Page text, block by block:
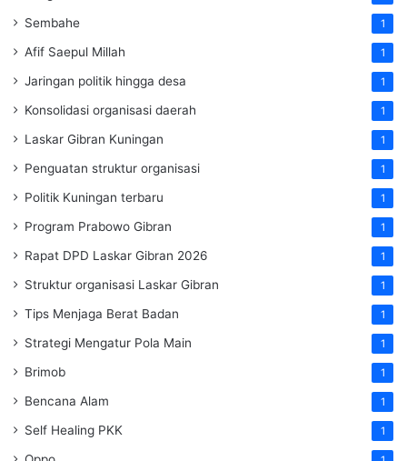
Sembahe 1
Afif Saepul Millah 1
Jaringan politik hingga desa 1
Konsolidasi organisasi daerah 1
Laskar Gibran Kuningan 1
Penguatan struktur organisasi 1
Politik Kuningan terbaru 1
Program Prabowo Gibran 1
Rapat DPD Laskar Gibran 2026 1
Struktur organisasi Laskar Gibran 1
Tips Menjaga Berat Badan 1
Strategi Mengatur Pola Main 1
Brimob 1
Bencana Alam 1
Self Healing PKK 1